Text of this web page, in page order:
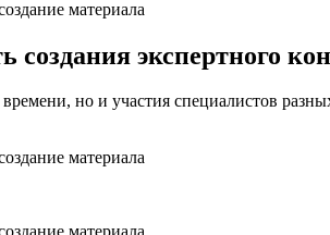
создания экспертного
времени, но и участия специалистов